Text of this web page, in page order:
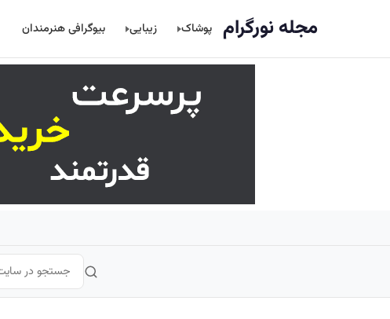
مجله نورگرام پوشاک زیبایی بیوگرافی هنرمندان